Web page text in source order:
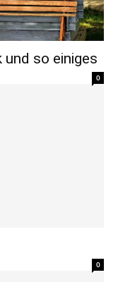
so einiges
0
0